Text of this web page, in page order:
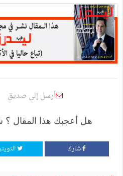
أرسل إلى صديق
هل أعجبك هذا المقال
شارك